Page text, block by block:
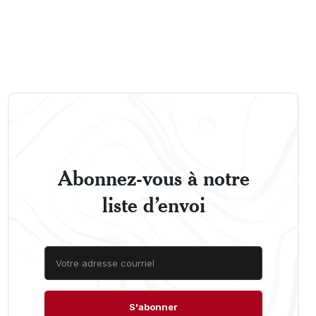
Abonnez-vous à notre
liste d’envoi